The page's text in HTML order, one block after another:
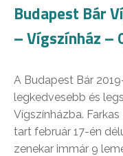
Budapest Bár
– Vígszínház –
A Budapest Bár
legkedvesebb és
Vígszínházba.
tart február 17-én
zenekar immár 9